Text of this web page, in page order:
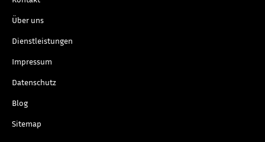
Über uns
Dienstleistungen
Impressum
Datenschutz
Blog
Sitemap